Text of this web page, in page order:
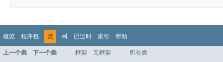
概览 程序包 类 树 已过时 索引 帮助
上一个类 下一个类 框架 无框架
所有类